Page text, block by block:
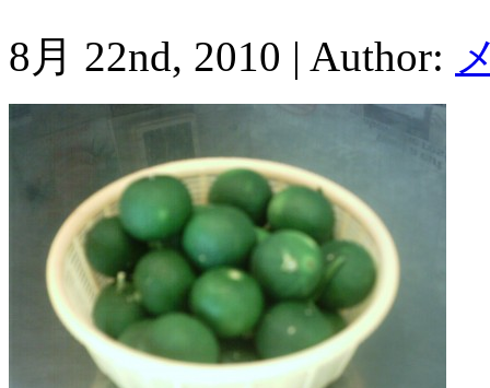
8月 22nd, 2010 | Author: